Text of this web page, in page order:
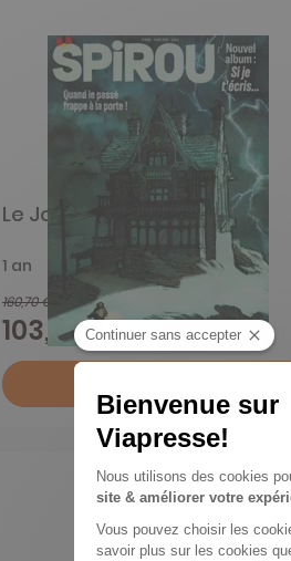
Le Journal de Spirou
1 an
160,70 €
103,56 € -36%